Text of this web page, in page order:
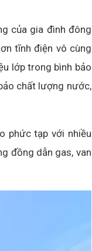
của gia đình đông
tĩnh điện vô cùng
lớp trong bình bảo
chất lượng nước,
phức tạp với nhiều
đồng dẫn gas, van